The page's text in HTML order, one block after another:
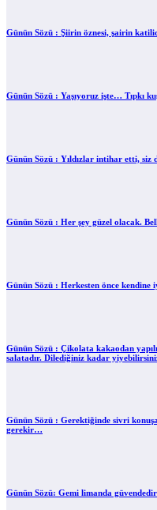
Günün Sözü : Şiirin öznesi, şairin
Günün Sözü : Yaşıyoruz işte… Tıpkı
Günün Sözü : Yıldızlar intihar etti,
Günün Sözü : Her şey güzel olacak.
Günün Sözü : Herkesten önce kendine
Günün Sözü : Çikolata kakaodan
salatadır. Dilediğiniz kadar
Günün Sözü : Gerektiğinde sivri
gerekir…
Günün Sözü: Gemi limanda